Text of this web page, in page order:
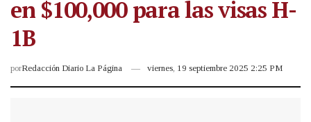
en $100,000 para las visas H-
1B
porRedacción Diario La Página viernes, 19 septiembre 2025 2:25 PM